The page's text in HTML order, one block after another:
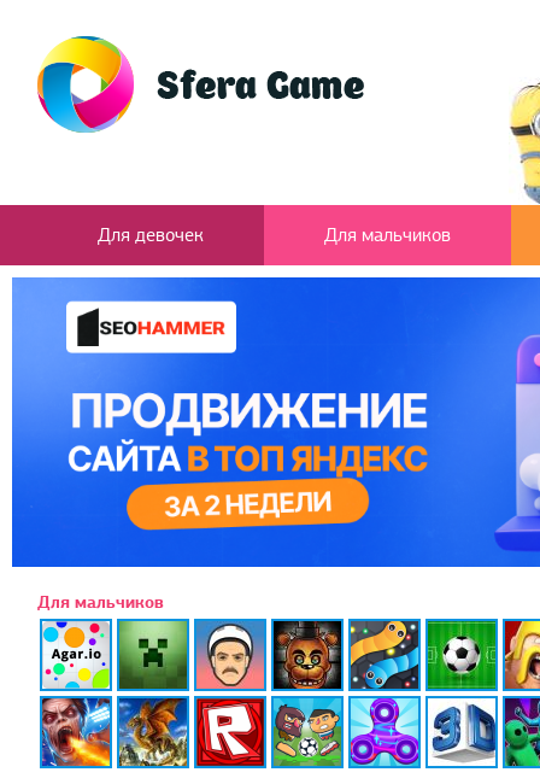
Для девочек Для мальчиков
Для мальчиков